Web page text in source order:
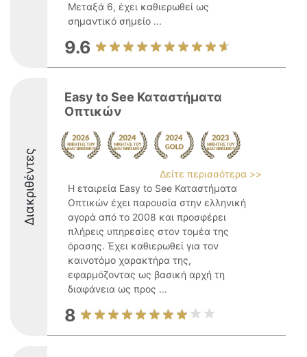
Μεταξά 6, έχει καθιερωθεί ως
σημαντικό σημείο ...
9.6
Διακριθέντες
Easy to See Καταστήματα
Οπτικών
Δείτε περισσότερα >>
Η εταιρεία Easy to See Καταστήματα
Οπτικών έχει παρουσία στην ελληνική
αγορά από το 2008 και προσφέρει
πλήρεις υπηρεσίες στον τομέα της
όρασης. Έχει καθιερωθεί για τον
καινοτόμο χαρακτήρα της,
εφαρμόζοντας ως βασική αρχή τη
διαφάνεια ως προς ...
8